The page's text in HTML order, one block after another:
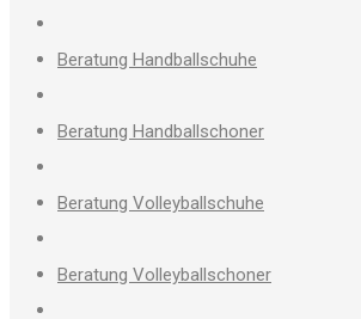
Beratung Handballschuhe
Beratung Handballschoner
Beratung Volleyballschuhe
Beratung Volleyballschoner